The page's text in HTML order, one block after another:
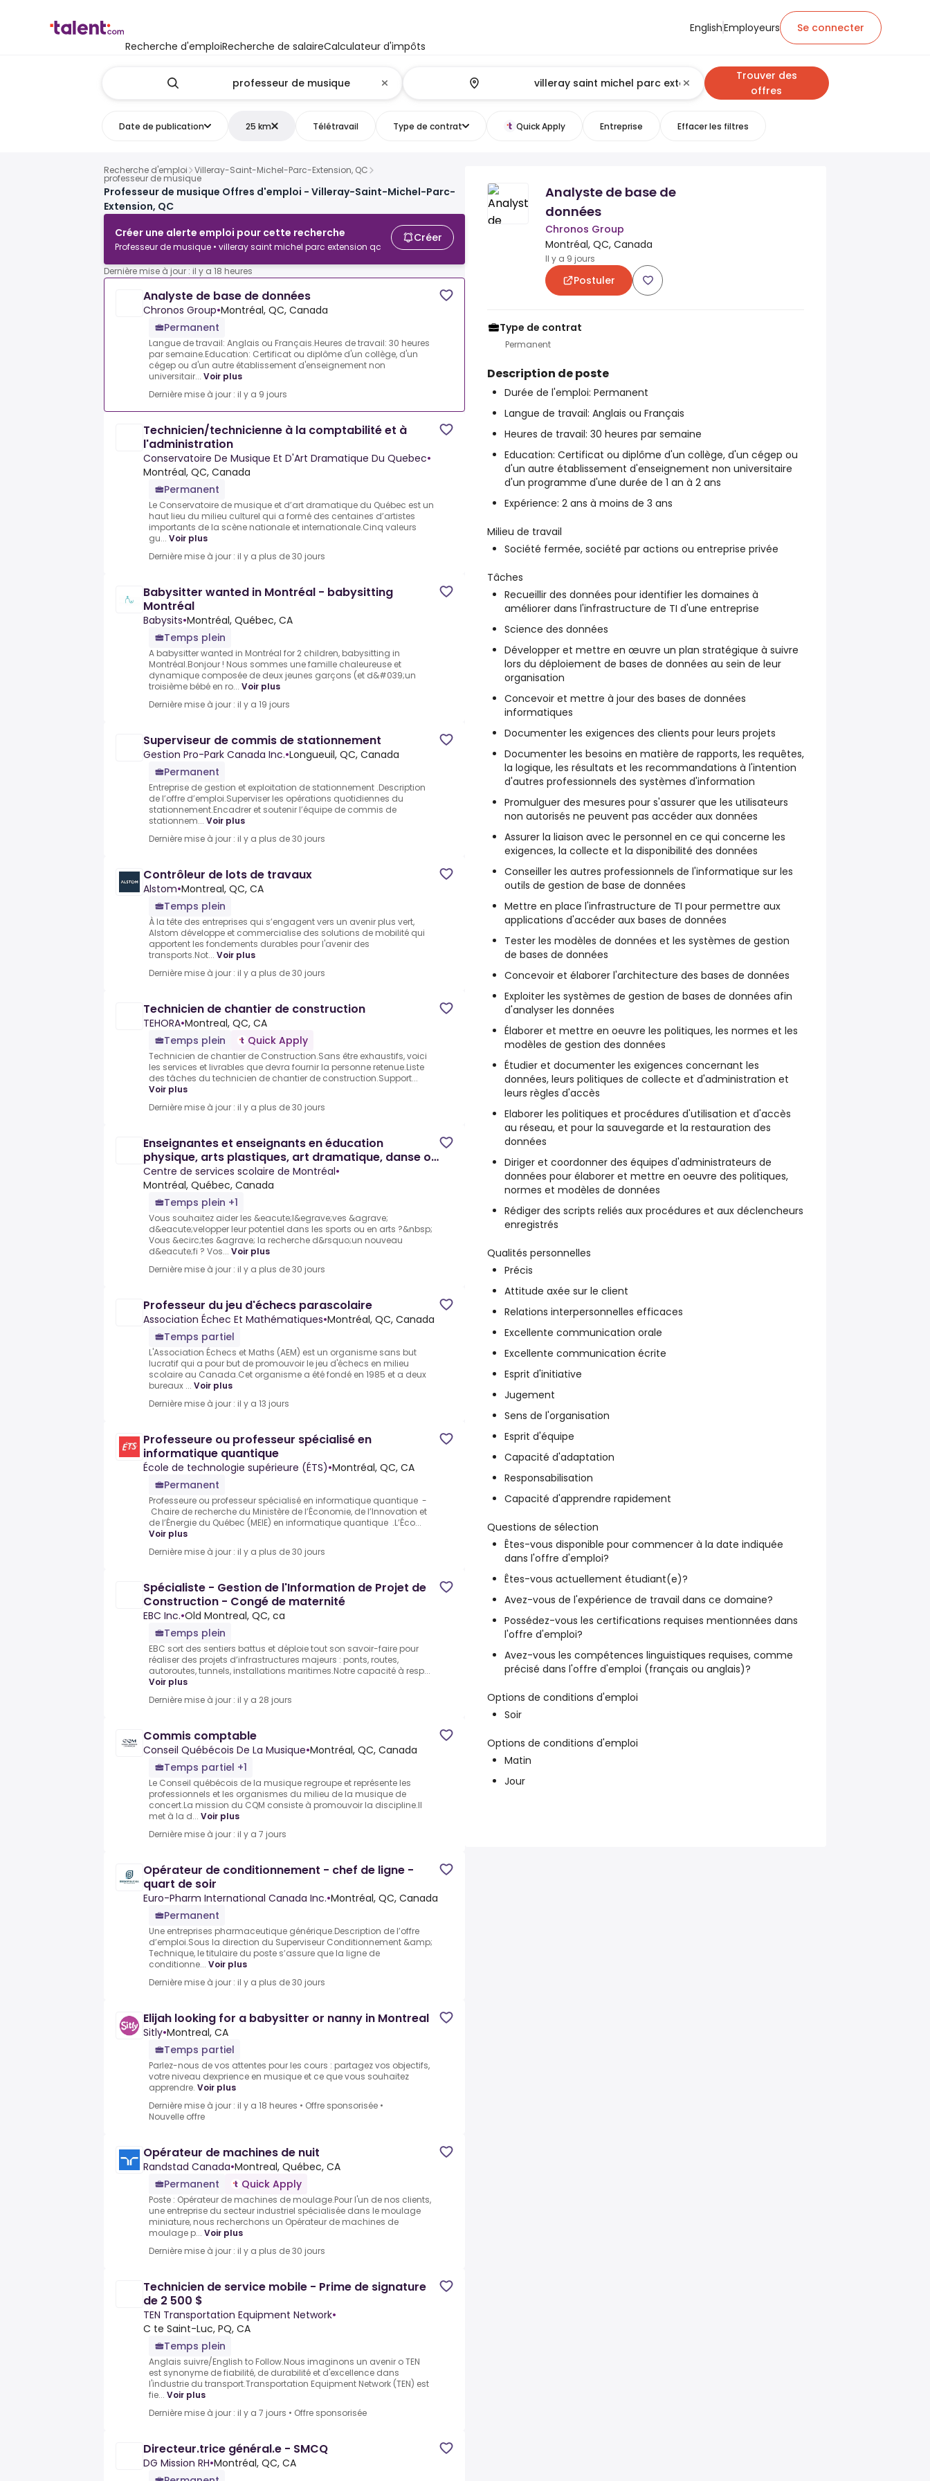
Recherche d'emploiRecherche de salaireCalculateur d'impôts
EnglishEmployeurs Se connecter
Trouver des
offres
Date de publication 25 km Télétravail Type de contrat Quick Apply Entreprise Effacer les filtres
Recherche d'emploi Villeray-Saint-Michel-Parc-Extension, QC
professeur de musique
Professeur de musique Offres d'emploi - Villeray-Saint-Michel-Parc-
Extension, QC
Créer une alerte emploi pour cette recherche
Professeur de musique • villeray saint michel parc extension qc
Créer
Dernière mise à jour : il y a 18 heures
Analyste de base de données
Chronos Group•Montréal, QC, Canada
Permanent
Langue de travail: Anglais ou Français.Heures de travail: 30 heures
par semaine.Education: Certificat ou diplôme d'un collège, d'un
cégep ou d'un autre établissement d'enseignement non
universitair... Voir plus
Dernière mise à jour : il y a 9 jours
Technicien/technicienne à la comptabilité et à
l'administration
Conservatoire De Musique Et D'Art Dramatique Du Quebec•
Montréal, QC, Canada
Permanent
Le Conservatoire de musique et d’art dramatique du Québec est un
haut lieu du milieu culturel qui a formé des centaines d’artistes
importants de la scène nationale et internationale.Cinq valeurs
gu... Voir plus
Dernière mise à jour : il y a plus de 30 jours
Babysitter wanted in Montréal - babysitting
Montréal
Babysits•Montréal, Québec, CA
Temps plein
A babysitter wanted in Montréal for 2 children, babysitting in
Montréal.Bonjour ! Nous sommes une famille chaleureuse et
dynamique composée de deux jeunes garçons (et d&#039;un
troisième bébé en ro... Voir plus
Dernière mise à jour : il y a 19 jours
Superviseur de commis de stationnement
Gestion Pro-Park Canada Inc.•Longueuil, QC, Canada
Permanent
Entreprise de gestion et exploitation de stationnement .Description
de l’offre d’emploi.Superviser les opérations quotidiennes du
stationnement.Encadrer et soutenir l’équipe de commis de
stationnem... Voir plus
Dernière mise à jour : il y a plus de 30 jours
Contrôleur de lots de travaux
Alstom•Montreal, QC, CA
Temps plein
À la tête des entreprises qui s’engagent vers un avenir plus vert,
Alstom développe et commercialise des solutions de mobilité qui
apportent les fondements durables pour l'avenir des
transports.Not... Voir plus
Dernière mise à jour : il y a plus de 30 jours
Technicien de chantier de construction
TEHORA•Montreal, QC, CA
Temps plein
Quick Apply
Technicien de chantier de Construction.Sans être exhaustifs, voici
les services et livrables que devra fournir la personne retenue.Liste
des tâches du technicien de chantier de construction.Support...
Voir plus
Dernière mise à jour : il y a plus de 30 jours
Enseignantes et enseignants en éducation
physique, arts plastiques, art dramatique, danse ou
musique
Centre de services scolaire de Montréal•
Montréal, Québec, Canada
Temps plein +1
Vous souhaitez aider les &eacute;l&egrave;ves &agrave;
d&eacute;velopper leur potentiel dans les sports ou en arts ?&nbsp;
Vous &ecirc;tes &agrave; la recherche d&rsquo;un nouveau
d&eacute;fi ? Vos... Voir plus
Dernière mise à jour : il y a plus de 30 jours
Professeur du jeu d'échecs parascolaire
Association Échec Et Mathématiques•Montréal, QC, Canada
Temps partiel
L'Association Échecs et Maths (AEM) est un organisme sans but
lucratif qui a pour but de promouvoir le jeu d'échecs en milieu
scolaire au Canada.Cet organisme a été fondé en 1985 et a deux
bureaux ... Voir plus
Dernière mise à jour : il y a 13 jours
Professeure ou professeur spécialisé en
informatique quantique
École de technologie supérieure (ÉTS)•Montréal, QC, CA
Permanent
Professeure ou professeur spécialisé en informatique quantique -
Chaire de recherche du Ministère de l’Économie, de l’Innovation et
de l’Énergie du Québec (MEIE) en informatique quantique .L’Éco...
Voir plus
Dernière mise à jour : il y a plus de 30 jours
Spécialiste - Gestion de l'Information de Projet de
Construction - Congé de maternité
EBC Inc.•Old Montreal, QC, ca
Temps plein
EBC sort des sentiers battus et déploie tout son savoir-faire pour
réaliser des projets d’infrastructures majeurs : ponts, routes,
autoroutes, tunnels, installations maritimes.Notre capacité à resp...
Voir plus
Dernière mise à jour : il y a 28 jours
Commis comptable
Conseil Québécois De La Musique•Montréal, QC, Canada
Temps partiel +1
Le Conseil québécois de la musique regroupe et représente les
professionnels et les organismes du milieu de la musique de
concert.La mission du CQM consiste à promouvoir la discipline.Il
met à la d... Voir plus
Dernière mise à jour : il y a 7 jours
Opérateur de conditionnement - chef de ligne -
quart de soir
Euro-Pharm International Canada Inc.•Montréal, QC, Canada
Permanent
Une entreprises pharmaceutique générique.Description de l’offre
d’emploi.Sous la direction du Superviseur Conditionnement &amp;
Technique, le titulaire du poste s’assure que la ligne de
conditionne... Voir plus
Dernière mise à jour : il y a plus de 30 jours
Elijah looking for a babysitter or nanny in Montreal
Sitly•Montreal, CA
Temps partiel
Parlez-nous de vos attentes pour les cours : partagez vos objectifs,
votre niveau dexprience en musique et ce que vous souhaitez
apprendre. Voir plus
Dernière mise à jour : il y a 18 heures • Offre sponsorisée •
Nouvelle offre
Opérateur de machines de nuit
Randstad Canada•Montreal, Québec, CA
Permanent
Quick Apply
Poste : Opérateur de machines de moulage.Pour l'un de nos clients,
une entreprise du secteur industriel spécialisée dans le moulage
miniature, nous recherchons un Opérateur de machines de
moulage p... Voir plus
Dernière mise à jour : il y a plus de 30 jours
Technicien de service mobile - Prime de signature
de 2 500 $
TEN Transportation Equipment Network•
C te Saint-Luc, PQ, CA
Temps plein
Anglais suivre/English to Follow.Nous imaginons un avenir o TEN
est synonyme de fiabilité, de durabilité et d'excellence dans
l'industrie du transport.Transportation Equipment Network (TEN) est
fie... Voir plus
Dernière mise à jour : il y a 7 jours • Offre sponsorisée
Directeur.trice général.e - SMCQ
DG Mission RH•Montréal, QC, CA
Analyste de base de
données
Chronos Group
Montréal, QC, Canada
Il y a 9 jours
Postuler
Type de contrat
Permanent
Description de poste
Durée de l'emploi: Permanent
Langue de travail: Anglais ou Français
Heures de travail: 30 heures par semaine
Education: Certificat ou diplôme d'un collège, d'un cégep ou
d'un autre établissement d'enseignement non universitaire
d'un programme d'une durée de 1 an à 2 ans
Expérience: 2 ans à moins de 3 ans
Milieu de travail
Société fermée, société par actions ou entreprise privée
Tâches
Recueillir des données pour identifier les domaines à
améliorer dans l'infrastructure de TI d'une entreprise
Science des données
Développer et mettre en œuvre un plan stratégique à suivre
lors du déploiement de bases de données au sein de leur
organisation
Concevoir et mettre à jour des bases de données
informatiques
Documenter les exigences des clients pour leurs projets
Documenter les besoins en matière de rapports, les requêtes,
la logique, les résultats et les recommandations à l'intention
d'autres professionnels des systèmes d'information
Promulguer des mesures pour s'assurer que les utilisateurs
non autorisés ne peuvent pas accéder aux données
Assurer la liaison avec le personnel en ce qui concerne les
exigences, la collecte et la disponibilité des données
Conseiller les autres professionnels de l'informatique sur les
outils de gestion de base de données
Mettre en place l'infrastructure de TI pour permettre aux
applications d'accéder aux bases de données
Tester les modèles de données et les systèmes de gestion
de bases de données
Concevoir et élaborer l'architecture des bases de données
Exploiter les systèmes de gestion de bases de données afin
d'analyser les données
Élaborer et mettre en oeuvre les politiques, les normes et les
modèles de gestion des données
Étudier et documenter les exigences concernant les
données, leurs politiques de collecte et d'administration et
leurs règles d'accès
Elaborer les politiques et procédures d'utilisation et d'accès
au réseau, et pour la sauvegarde et la restauration des
données
Diriger et coordonner des équipes d'administrateurs de
données pour élaborer et mettre en oeuvre des politiques,
normes et modèles de données
Rédiger des scripts reliés aux procédures et aux déclencheurs
enregistrés
Qualités personnelles
Précis
Attitude axée sur le client
Relations interpersonnelles efficaces
Excellente communication orale
Excellente communication écrite
Esprit d'initiative
Jugement
Sens de l'organisation
Esprit d'équipe
Capacité d'adaptation
Responsabilisation
Capacité d'apprendre rapidement
Questions de sélection
Êtes-vous disponible pour commencer à la date indiquée
dans l'offre d'emploi?
Êtes-vous actuellement étudiant(e)?
Avez-vous de l'expérience de travail dans ce domaine?
Possédez-vous les certifications requises mentionnées dans
l'offre d'emploi?
Avez-vous les compétences linguistiques requises, comme
précisé dans l'offre d'emploi (français ou anglais)?
Options de conditions d'emploi
Soir
Options de conditions d'emploi
Matin
Jour